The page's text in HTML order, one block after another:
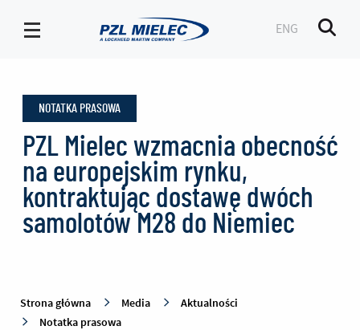
-
PZL
Mielec
ENG
NOTATKA PRASOWA
PZL Mielec wzmacnia obecność
na europejskim rynku,
kontraktując dostawę dwóch
samolotów M28 do Niemiec
Strona główna Media
Aktualności
Notatka prasowa